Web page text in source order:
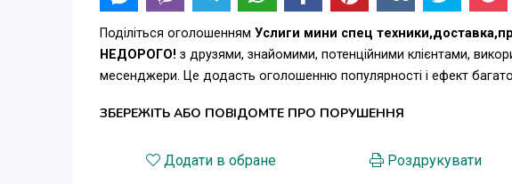
Поділіться оголошенням Услиги мини спец
НЕДОРОГО! з друзями, знайомими, потенційними клієнтами,
месенджери. Це додасть оголошенню популярності і ефект
ЗБЕРЕЖІТЬ АБО ПОВІДОМТЕ ПРО ПОРУШЕННЯ
Додати в обране Роздрукувати